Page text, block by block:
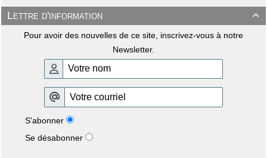

Lettre d'information
Pour avoir des nouvelles de ce site, inscrivez-vous à notre
Newsletter.
S'abonner
Se désabonner